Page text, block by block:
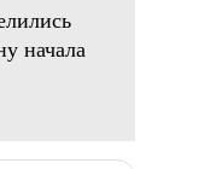
начала